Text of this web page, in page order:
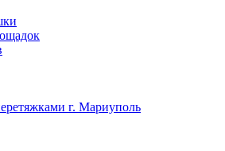
г. Мариуполь